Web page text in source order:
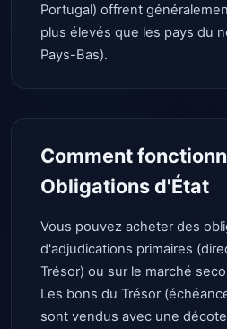
Portugal) offrent
plus élevés que les pays du
Pays-Bas).
Comment
Obligations d'État
Vous pouvez acheter des
d'adjudications primaires
Trésor) ou sur le marché
Les bons du Trésor
sont vendus avec une